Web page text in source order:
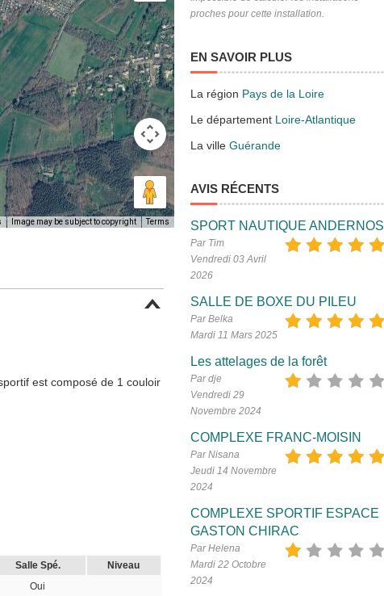
Image may be subject to copyright Terms
est composé de 1 couloir
Salle Spé.
Niveau
Oui
proches pour cette installation.
EN SAVOIR PLUS
La région Pays de la Loire
Le département Loire-Atlantique
La ville Guérande
AVIS RÉCENTS
SPORT NAUTIQUE ANDERNOS
Par Tim
Vendredi 03 Avril
2026
SALLE DE BOXE DU PILEU
Par Belka
Mardi 11 Mars 2025
Les attelages de la forêt
Par dje
Vendredi 29
Novembre 2024
COMPLEXE FRANC-MOISIN
Par Nisana
Jeudi 14 Novembre
2024
COMPLEXE SPORTIF ESPACE
GASTON CHIRAC
Par Helena
Mardi 22 Octobre
2024